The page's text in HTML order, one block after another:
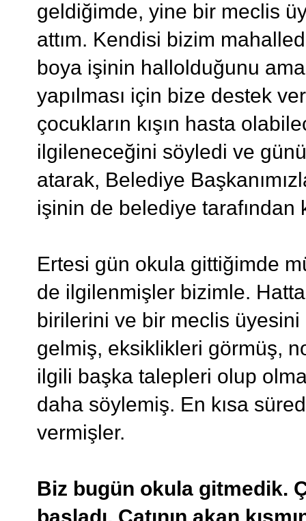
geldiğimde, yine bir meclis
attım. Kendisi bizim
boya işinin hallolduğunu
yapılması için bize destek
çocukların kışın hasta
ilgileneceğini söyledi ve
atarak, Belediye
işinin de belediye tarafından
Ertesi gün okula gittiğimde
de ilgilenmişler bizimle.
birilerini ve bir meclis
gelmiş, eksiklikleri görmüş,
ilgili başka talepleri olup
daha söylemiş. En kısa
vermişler.
Biz bugün okula gitmedik.